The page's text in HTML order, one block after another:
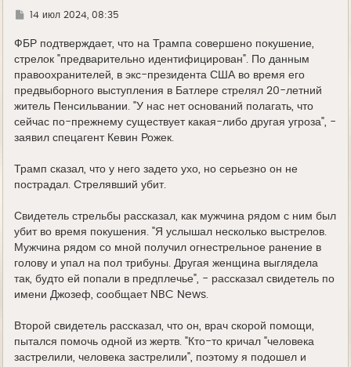
Г14 июл 2024, 08:35
ФБР подтверждает, что на Трампа совершено покушение,
стрелок "предварительно идентифицирован". По данным
правоохранителей, в экс-президента США во время его
предвыборного выступления в Батлере стрелял 20-летний
житель Пенсильвании. "У нас нет оснований полагать, что
сейчас по-прежнему существует какая-либо другая угроза", -
заявил спецагент Кевин Рожек.
Трамп сказал, что у него задето ухо, но серьезно он не
пострадал. Стрелявший убит.
Свидетель стрельбы рассказал, как мужчина рядом с ним был
убит во время покушения. "Я услышал несколько выстрелов.
Мужчина рядом со мной получил огнестрельное ранение в
голову и упал на пол трибуны. Другая женщина выглядела
так, будто ей попали в предплечье", - рассказал свидетель по
имени Джозеф, сообщает NBC News.
Второй свидетель рассказал, что он, врач скорой помощи,
пытался помочь одной из жертв. "Кто-то кричал "человека
застрелили, человека застрелили", поэтому я подошел и